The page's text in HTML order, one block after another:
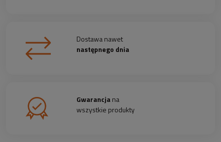
Dostawa nawet
następnego dnia
Gwarancjana
wszystkie produkty